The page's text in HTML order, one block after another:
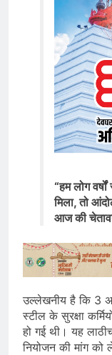
“हम लोग
मिला, तो
आज की
उल्लेखनीय है कि 3
स्टील के सुरक्षा
हो गई थी। यह
नियोजन की मांग को